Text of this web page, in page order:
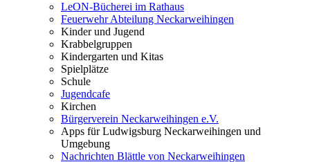
LeON-Bücherei im Rathaus
Feuerwehr Abteilung Neckarweihingen
Kinder und Jugend
Krabbelgruppen
Kindergarten und Kitas
Spielplätze
Schule
Jugendcafe
Kirchen
Bürgerverein Neckarweihingen e.V.
Apps für Ludwigsburg Neckarweihingen und
Umgebung
Nachrichten Blättle von Neckarweihingen